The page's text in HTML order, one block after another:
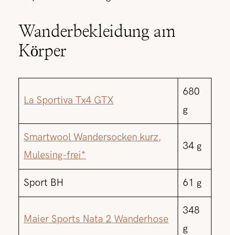
Wanderbekleidung am
Körper
La Sportiva Tx4 GTX
680
g
Smartwool Wandersocken kurz,
Mulesing-frei*
34 g
Sport BH 61 g
Maier Sports Nata 2 Wanderhose
348
g